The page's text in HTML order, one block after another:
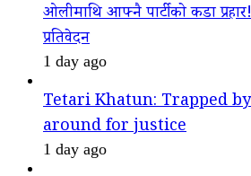
ओलीमाथि आफ्नै पार्टीको कडा
प्रतिवेदन
1 day ago
Tetari Khatun: Trapped
around for justice
1 day ago